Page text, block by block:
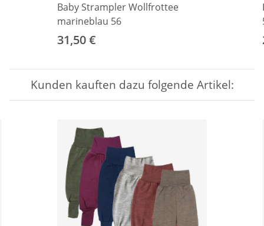
Baby Strampler Wollfrottee
marineblau 56
31,50 €
Kunden kauften dazu folgende Artikel: